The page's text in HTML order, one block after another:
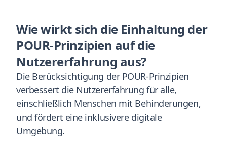
Wie wirkt sich die Einhaltung der
POUR-Prinzipien auf die
Nutzererfahrung aus?
Die Berücksichtigung der POUR-Prinzipien
verbessert die Nutzererfahrung für alle,
einschließlich Menschen mit Behinderungen,
und fördert eine inklusivere digitale
Umgebung.